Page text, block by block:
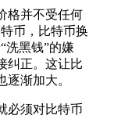
并不受任何
币，比特币换
洗黑钱”的嫌
纠正。这让比
渐加大。
须对比特币